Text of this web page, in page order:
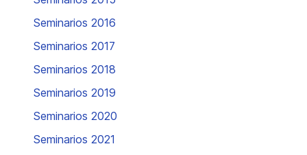
Seminarios 2016
Seminarios 2017
Seminarios 2018
Seminarios 2019
Seminarios 2020
Seminarios 2021